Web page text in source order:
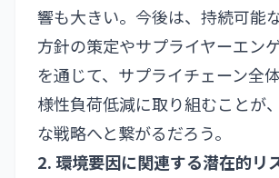
響も大きい。今後は、持続可能
方針の策定やサプライヤーエン
を通じて、サプライチェーン全
様性負荷低減に取り組むことが
な戦略へと繋がるだろう。
2. 環境要因に関連する潜在的リ